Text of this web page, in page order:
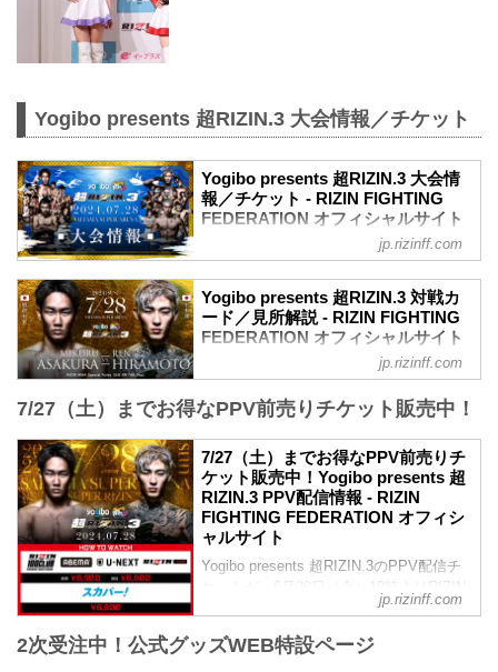
Yogibo presents 超RIZIN.3 大会情報／チケット
Yogibo presents 超RIZIN.3 大会情
報／チケット - RIZIN FIGHTING
FEDERATION オフィシャルサイト
youtu.be
【Trailer】Yogibo presents 超RIZIN.3 / 朝
倉未来vs平本蓮
Yogibo presents 超RIZIN.3 大会概要
2024年7月28日（日）12:00開場／14:00開
始
終了予定時間
19:00〜20:00頃
※試合内容、イベント進行によって終了
予定時間が前後することがありますので
ご了承ください。
会場
さいたまスーパーア...
jp.rizinff.com
Yogibo presents 超RIZIN.3 対戦カ
ード／見所解説 - RIZIN FIGHTING
FEDERATION オフィシャルサイト
RIZINマッチメイク担当のチャーリーが対
ーンやストロングポイントを把握すれ
前に是非チェックしておこう！
※見所解説は随時更新いたします。
試合順
第11試合／朝倉未来 vs. 平本蓮
RIZIN MMA特別ルール：5分
5R（66.0kg）
朝倉未来 vs. 平本蓮
RIZIN MMA特別ルール 詳細
各ラウンド10点方式による採点（ラウン
ドマスト）
jp.rizinff.com
7/27（土）までお得なPPV前売りチケット販売中！
7/27（土）までお得なPPV前売りチ
ケット販売中！Yogibo presents 超
RIZIN.3 PPV配信情報 - RIZIN
FIGHTING FEDERATION オフィシ
ャルサイト
Yogibo presents 超RIZIN.3のPPV配信チ
ケットが、6月28日（金）18時よりRIZIN
100 CLUB、ABEMA、U-NEXT、RIZIN
お得なPPV前売りチケットは、大会前日
jp.rizinff.com
2次受注中！公式グッズWEB特設ページ